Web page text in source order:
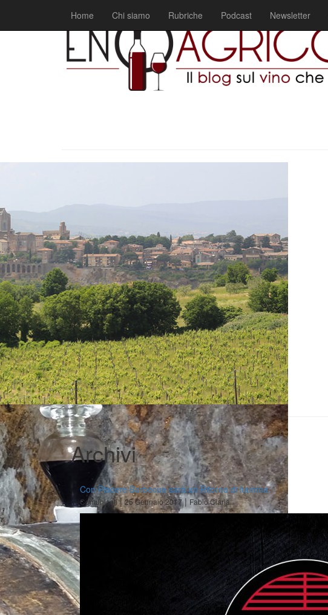
Home Chi siamo Rubriche Podcast Newsletter
Archivi
Con Piacere Barbecue sarà un Ritorno di fiamma
Comunicati| 25 Gennaio 2017| Fabio Ciarla